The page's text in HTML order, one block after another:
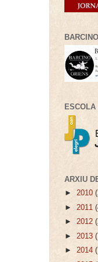
ESCOLA
ARXIU
► 2010
► 2011
► 2012
► 2013
► 2014